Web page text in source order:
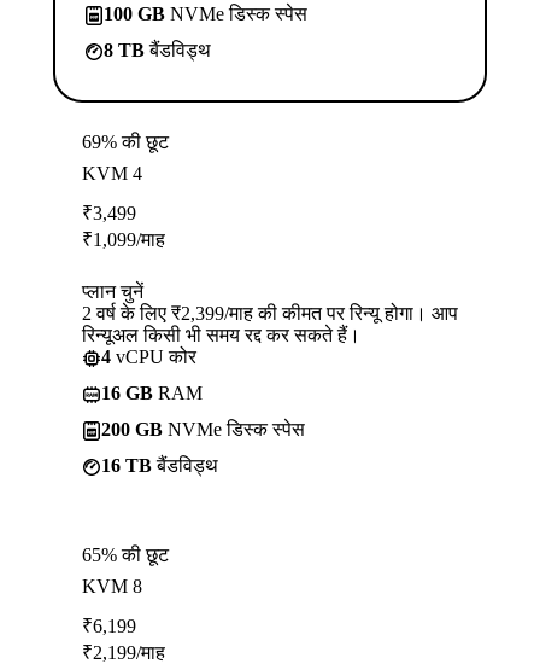
100 GB NVMe डिस्क स्पेस
8 TBबैंडविड्थ
69% की छूट
KVM 4
₹3,499
₹1,099/माह
प्लान चुनें
2 वर्ष के लिए ₹2,399/माह की कीमत पर रिन्यू होगा। आप
रिन्यूअल किसी भी समय रद्द कर सकते हैं।
4 vCPU कोर
16 GB RAM
200 GB NVMe डिस्क स्पेस
16 TBबैंडविड्थ
65% की छूट
KVM 8
₹6,199
₹2,199/माह